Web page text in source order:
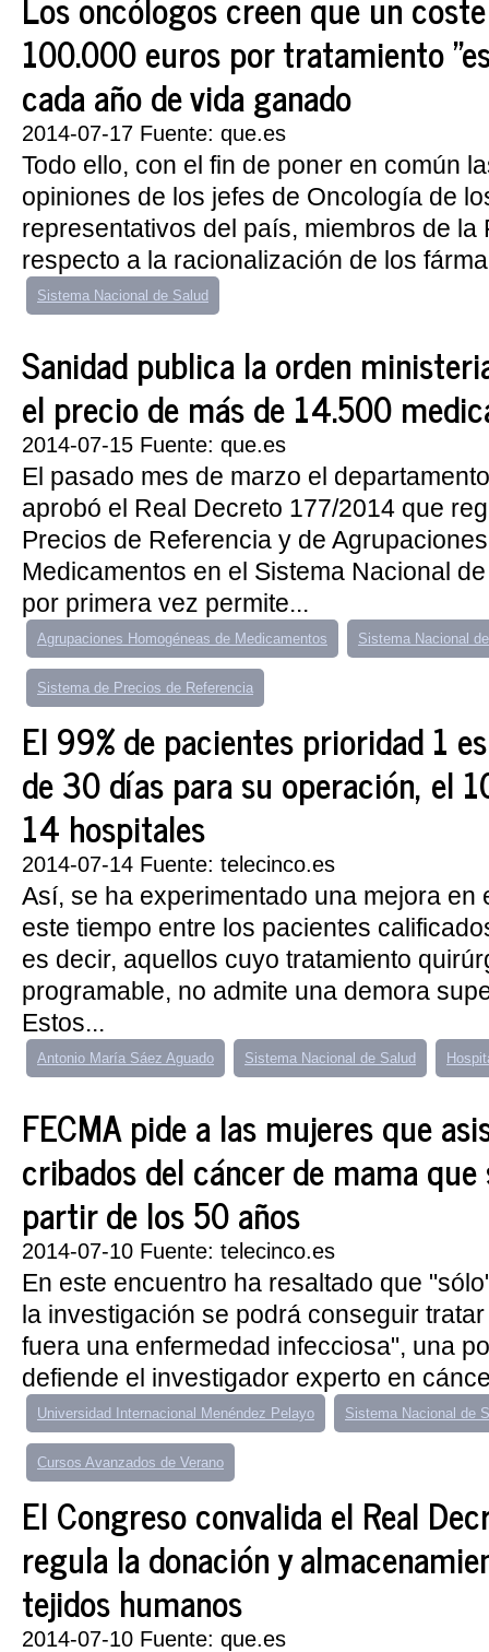
100.000 euros por tratamiento
cada año de vida ganado
2014-07-17 Fuente: que.es
Todo ello, con el fin de poner en común
opiniones de los jefes de Oncología de
representativos del país, miembros de la
respecto a la racionalización de los
Sistema Nacional de Salud
Sanidad publica la orden
el precio de más de 14.500
2014-07-15 Fuente: que.es
El pasado mes de marzo el
aprobó el Real Decreto 177/2014 que
Precios de Referencia y de
Medicamentos en el Sistema Nacional
por primera vez permite...
Agrupaciones Homogéneas de Medicamentos Sistema Nacional
Sistema de Precios de Referencia
El 99% de pacientes prioridad 1
de 30 días para su operación, el
14 hospitales
2014-07-14 Fuente: telecinco.es
Así, se ha experimentado una mejora en
este tiempo entre los pacientes
es decir, aquellos cuyo tratamiento
programable, no admite una demora
Estos...
Antonio María Sáez Aguado Sistema Nacional de Salud
FECMA pide a las mujeres que
cribados del cáncer de mama
partir de los 50 años
2014-07-10 Fuente: telecinco.es
En este encuentro ha resaltado que
la investigación se podrá conseguir
fuera una enfermedad infecciosa", una
defiende el investigador experto en
Universidad Internacional Menéndez Pelayo Sistema Nacional de
Cursos Avanzados de Verano
El Congreso convalida el Real
regula la donación y
tejidos humanos
2014-07-10 Fuente: que.es